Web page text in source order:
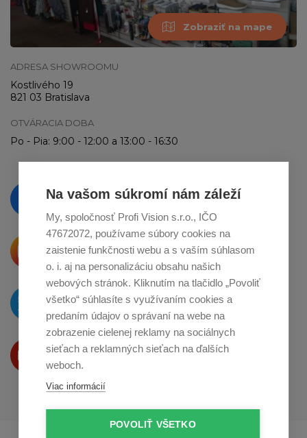
Zobraziť na mape
ADRESA SHOWROOMU
Kostlivého 19
821 03 Bratislava
OTVÁRACIA DOBA
Po - Pia: 9:00 - 12:00 a 13:00 - 16:30
Vzdelávajte se a sledujte nás
Krásne produkty si priamo hovoria
o zdieľanie naInstagrame
O novinkách píšeme
na Twitteri
Produkty Vám predstavujeme
naYoutube
Na vašom súkromí nám záleží
My, spoločnosť Profi Vision s.r.o., IČO
47672072, používame súbory cookies na
zaistenie funkčnosti webu a s vaším súhlasom
o. i. aj na personalizáciu obsahu našich
webových stránok. Kliknutím na tlačidlo „Povoliť
všetko“ súhlasíte s využívaním cookies a
predaním údajov o správaní na webe na
zobrazenie cielenej reklamy na sociálnych
sieťach a reklamných sieťach na ďalších
weboch.
Viac informácií
POVOLIŤ VŠETKO